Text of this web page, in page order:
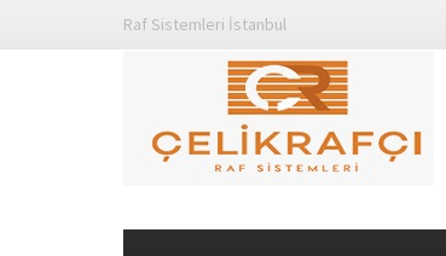
Raf Sistemleri İstanbul